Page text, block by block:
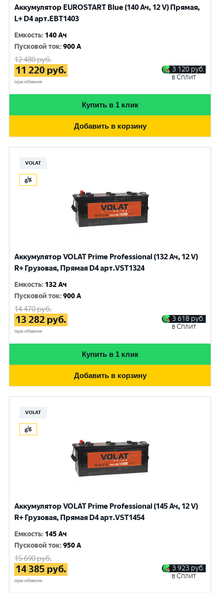
Аккумулятор EUROSTART Blue (140 Ач, 12 V) Прямая,
L+ D4 арт.EBT1403
Емкость: 140 Ач
Пусковой ток:900 A
12 480руб.
11 220 руб.
при обмене
3 120 руб.
в Сплит
Купить в 1 клик
Добавить в корзину
VOLAT
Аккумулятор VOLAT Prime Professional (132 Ач, 12 V)
R+ Грузовая, Прямая D4 арт.VST1324
Емкость: 132 Ач
Пусковой ток:900 A
14 470руб.
13 282 руб.
при обмене
3 618 руб.
в Сплит
Купить в 1 клик
Добавить в корзину
VOLAT
Аккумулятор VOLAT Prime Professional (145 Ач, 12 V)
R+ Грузовая, Прямая D4 арт.VST1454
Емкость: 145 Ач
Пусковой ток:950 A
15 690руб.
14 385 руб.
при обмене
3 923 руб.
в Сплит